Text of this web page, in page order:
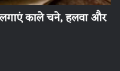
लगाएं काले चने, हलवा और